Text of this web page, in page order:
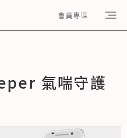
會員專區
氣喘守護